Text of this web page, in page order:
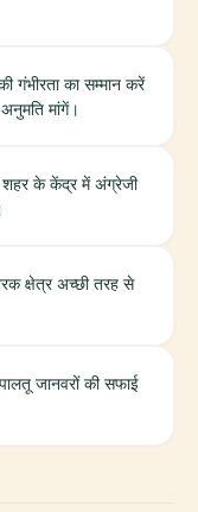
गंभीरता का सम्मान करें
मांगें।
शहर के केंद्र में अंग्रेजी
क्षेत्र अच्छी तरह से
जानवरों की सफाई